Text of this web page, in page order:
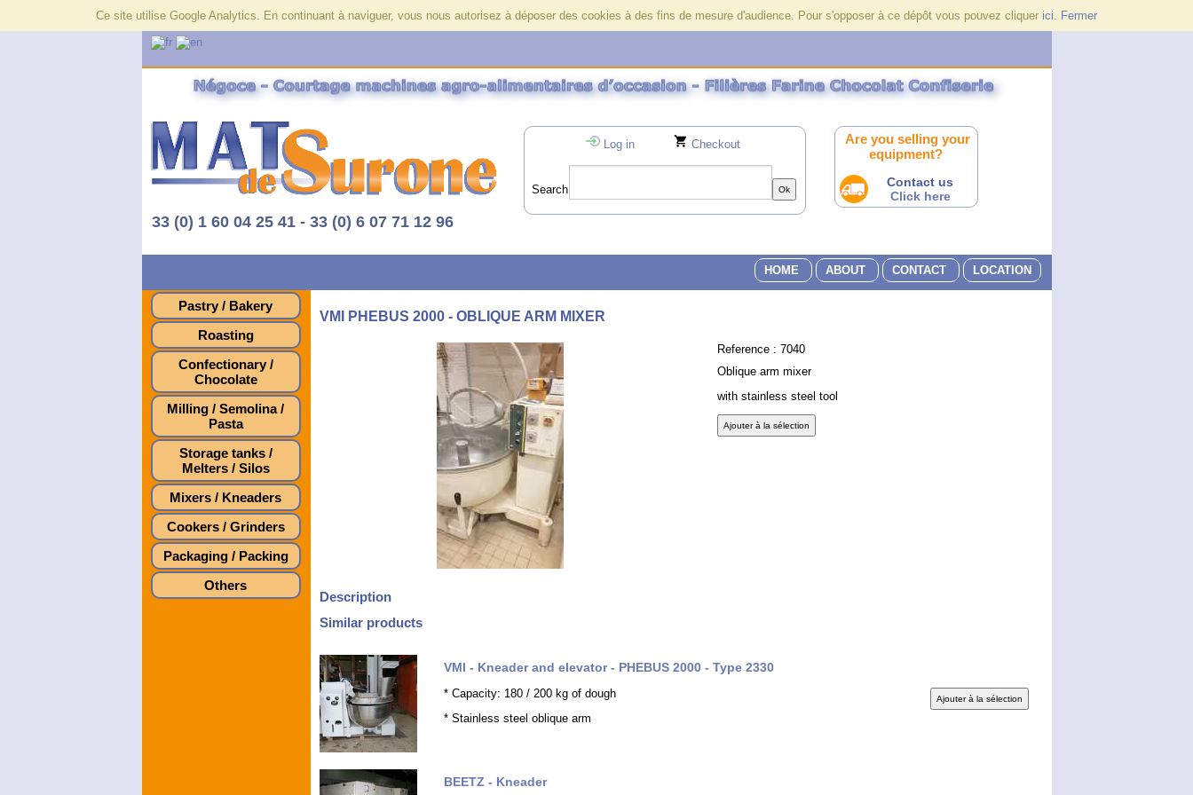
Ce site utilise Google Analytics. En continuant à naviguer, vous nous autorisez à déposer des cookies à des fins de mesure d'audience. Pour s'opposer à ce dépôt vous pouvez cliquer ici. Fermer
33 (0) 1 60 04 25 41 - 33 (0) 6 07 71 12 96
Log in Checkout
Search
Are you selling your
equipment?
Contact us
Click here
HOME ABOUT CONTACT LOCATION
Pastry / Bakery
Roasting
Confectionary /
Chocolate
Milling / Semolina /
Pasta
Storage tanks /
Melters / Silos
Mixers / Kneaders
Cookers / Grinders
Packaging / Packing
Others
VMI PHEBUS 2000 - OBLIQUE ARM MIXER
Reference : 7040
Oblique arm mixer
with stainless steel tool
Description
Similar products
VMI - Kneader and elevator - PHEBUS 2000 - Type 2330
* Capacity: 180 / 200 kg of dough
* Stainless steel oblique arm
BEETZ - Kneader